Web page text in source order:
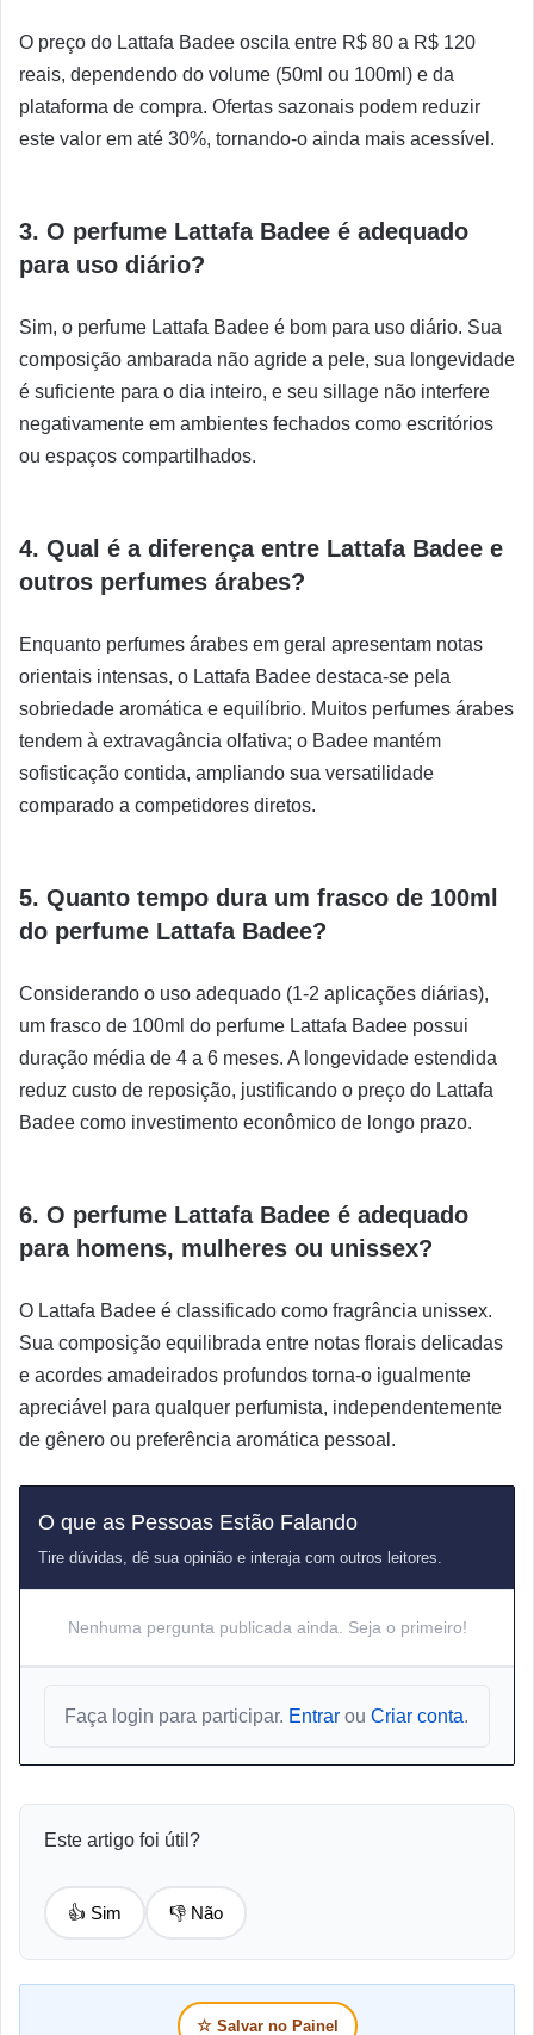
O preço do Lattafa Badee oscila entre R$ 80 a R$ 120
reais, dependendo do volume (50ml ou 100ml) e da
plataforma de compra. Ofertas sazonais podem reduzir
este valor em até 30%, tornando-o ainda mais acessível.
3. O perfume Lattafa Badee é adequado
para uso diário?
Sim, o perfume Lattafa Badee é bom para uso diário. Sua
composição ambarada não agride a pele, sua longevidade
é suficiente para o dia inteiro, e seu sillage não interfere
negativamente em ambientes fechados como escritórios
ou espaços compartilhados.
4. Qual é a diferença entre Lattafa Badee e
outros perfumes árabes?
Enquanto perfumes árabes em geral apresentam notas
orientais intensas, o Lattafa Badee destaca-se pela
sobriedade aromática e equilíbrio. Muitos perfumes árabes
tendem à extravagância olfativa; o Badee mantém
sofisticação contida, ampliando sua versatilidade
comparado a competidores diretos.
5. Quanto tempo dura um frasco de 100ml
do perfume Lattafa Badee?
Considerando o uso adequado (1-2 aplicações diárias),
um frasco de 100ml do perfume Lattafa Badee possui
duração média de 4 a 6 meses. A longevidade estendida
reduz custo de reposição, justificando o preço do Lattafa
Badee como investimento econômico de longo prazo.
6. O perfume Lattafa Badee é adequado
para homens, mulheres ou unissex?
O Lattafa Badee é classificado como fragrância unissex.
Sua composição equilibrada entre notas florais delicadas
e acordes amadeirados profundos torna-o igualmente
apreciável para qualquer perfumista, independentemente
de gênero ou preferência aromática pessoal.
O que as Pessoas Estão Falando
Tire dúvidas, dê sua opinião e interaja com outros leitores.
Nenhuma pergunta publicada ainda. Seja o primeiro!
Faça login para participar. Entrar ou Criar conta.
Este artigo foi útil?
👍 Sim 👎 Não
☆ Salvar no Painel